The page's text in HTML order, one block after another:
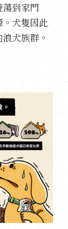
到家門
犬隻因此
犬族群。